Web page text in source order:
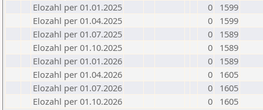
Elozahl per 01.01.2025
0
1599
Elozahl per 01.04.2025
0
1599
Elozahl per 01.07.2025
0
1589
Elozahl per 01.10.2025
0
1589
Elozahl per 01.01.2026
0
1589
Elozahl per 01.04.2026
0
1605
Elozahl per 01.07.2026
0
1605
Elozahl per 01.10.2026
0 1605